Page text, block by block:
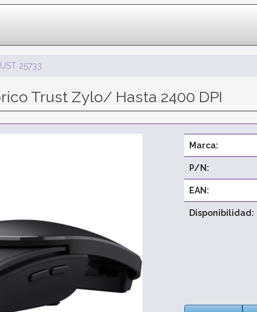
25733
Trust Zylo/ Hasta 2400 DPI
Marca:
P/N:
EAN:
Disponibilidad: